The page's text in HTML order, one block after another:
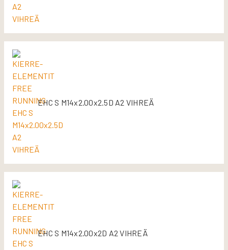
EHC S M14x2.00x2.5D A2 VIHREÄ
EHC S M14x2.00x2D A2 VIHREÄ